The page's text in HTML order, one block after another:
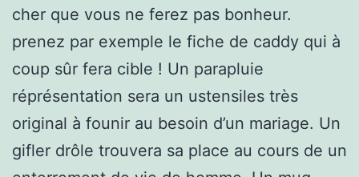
cher que vous ne ferez pas bonheur.
prenez par exemple le fiche de caddy qui à
coup sûr fera cible ! Un parapluie
réprésentation sera un ustensiles très
original à founir au besoin d’un mariage. Un
gifler drôle trouvera sa place au cours de un